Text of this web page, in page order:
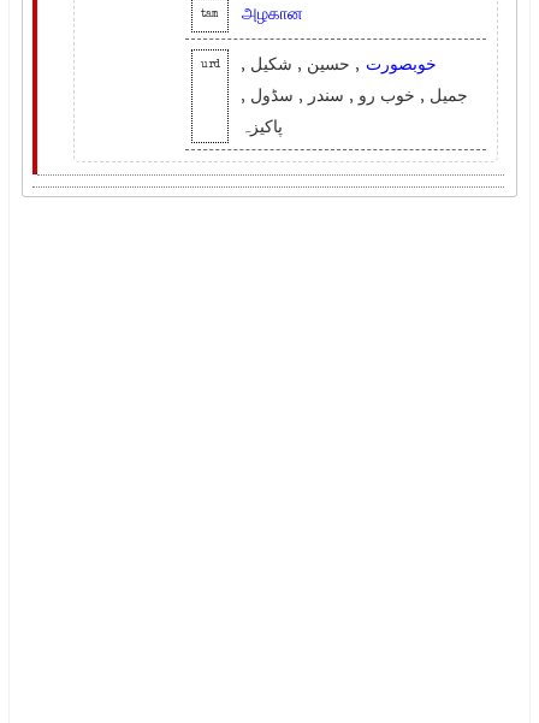
tam அழகான
urd خوبصورت , حسین , شکیل ,
جمیل , خوب رو , سندر , سڈول ,
پاکیزہ